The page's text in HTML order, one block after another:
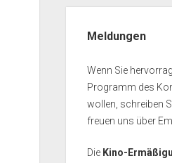
Meldungen
Wenn Sie
Programm des
wollen, schreiben
freuen uns über
Die Kino-